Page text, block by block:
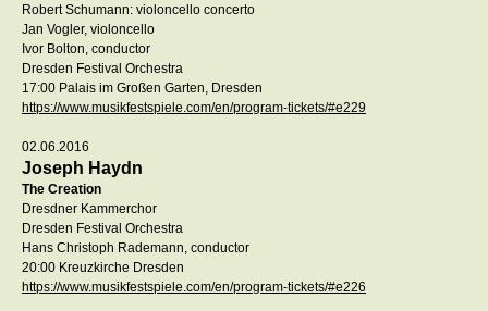
Robert Schumann: violoncello concerto
Jan Vogler, violoncello
Ivor Bolton, conductor
Dresden Festival Orchestra
17:00 Palais im Großen Garten, Dresden
https://www.musikfestspiele.com/en/program-tickets/#e229
02.06.2016
Joseph Haydn
The Creation
Dresdner Kammerchor
Dresden Festival Orchestra
Hans Christoph Rademann, conductor
20:00 Kreuzkirche Dresden
https://www.musikfestspiele.com/en/program-tickets/#e226